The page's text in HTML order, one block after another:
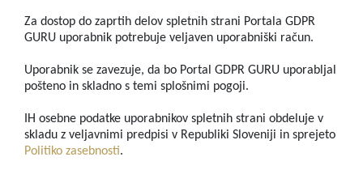
Za dostop do zaprtih delov spletnih strani Portala GDPR
GURU uporabnik potrebuje veljaven uporabniški račun.
Uporabnik se zavezuje, da bo Portal GDPR GURU uporabljal
pošteno in skladno s temi splošnimi pogoji.
IH osebne podatke uporabnikov spletnih strani obdeluje v
skladu z veljavnimi predpisi v Republiki Sloveniji in sprejeto
Politiko zasebnosti.